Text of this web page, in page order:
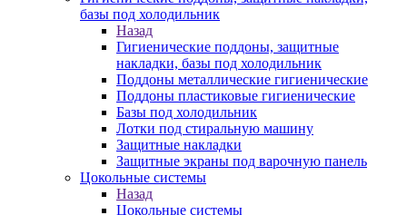
базы под холодильник
Назад
Гигиенические поддоны, защитные
накладки, базы под холодильник
Поддоны металлические гигиенические
Поддоны пластиковые гигиенические
Базы под холодильник
Лотки под стиральную машину
Защитные накладки
Защитные экраны под варочную панель
Цокольные системы
Назад
Цокольные системы